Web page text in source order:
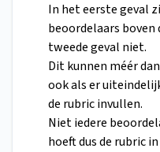
In het eerste geval
beoordelaars boven
tweede geval niet.
Dit kunnen méér
ook als er
de rubric invullen.
Niet iedere
hoeft dus de rubric